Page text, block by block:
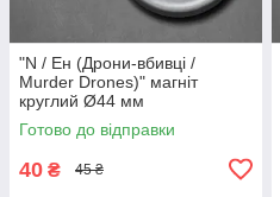
"N / Ен (Дрони-вбивці /
Murder Drones)" магніт
круглий Ø44 мм
Готово до відправки
40 ₴ 45 ₴